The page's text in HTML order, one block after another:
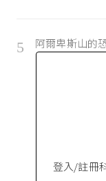
5 阿爾卑斯山的
登入/註冊